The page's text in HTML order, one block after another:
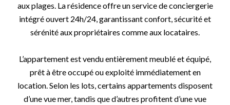
aux plages. La résidence offre un service de conciergerie
intégré ouvert 24h/24, garantissant confort, sécurité et
sérénité aux propriétaires comme aux locataires.
L’appartement est vendu entièrement meublé et équipé,
prêt à être occupé ou exploité immédiatement en
location. Selon les lots, certains appartements disposent
d’une vue mer, tandis que d’autres profitent d’une vue